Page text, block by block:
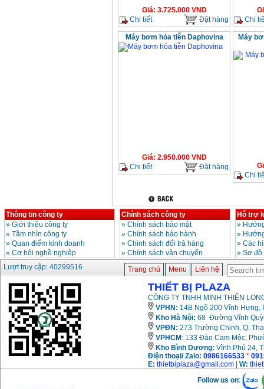
Giá: 3.725.000VND
Chi tiết
Đặt hàng
Chi
Máy bơm hỏa tiễn Daphovina
Giá: 2.950.000VND
Chi tiết
Đặt hàng
Máy
Chi
Thông tin công ty
» Giới thiệu công ty
» Tầm nhìn công ty
» Quan điểm kinh doanh
» Cơ hội nghề nghiệp
Chính sách công ty
» Chính sách bảo mật
» Chính sách bảo hành
» Chinh sách đổi trả hàng
» Chính sách vận chuyển
Hỗ trợ
»
»
» Các
» Sơ
Lượt truy cập: 40299516
Trang chủ Menu Liên hệ
THIẾT BỊ PLAZA
CÔNG TY TNHH MINH THIÊN
VPHN: 14B Ngõ 200 Vĩnh Hưng,
Kho Hà Nội: 68 Đường Vĩnh
VPĐN: 273 Trường Chinh, Q.
VPHCM : 133 Đào Cam Mộc,
Kho Bình Dương: Vĩnh Phú 24,
Điện thoại/ Zalo: 0986166533 *
E: thietbiplaza@gmail.com W:
Follow us on: